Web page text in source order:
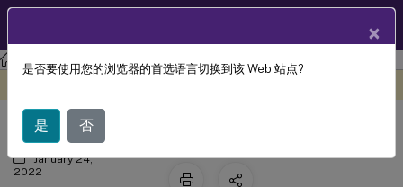
工作区环境管理 工作区环境管理 2503
功能区
January 24,
2022
×
是否要使用您的浏览器的首选语言切换到该 Web 站点?
是 否